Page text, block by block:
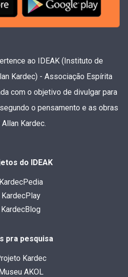
ao IDEAK (Instituto de
Kardec) - Associação Espírita
com o objetivo de divulgar para
o pensamento e as obras
Kardec.
do IDEAK
KardecPlay
KardecBlog
pra pesquisa
Kardec
AKOL